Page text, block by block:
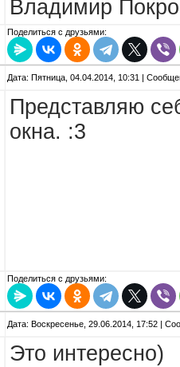
Владимир
Поделиться с друзьями:
Дата: Пятница, 04.04.2014, 10:31 |
Представляю
окна. :3
Поделиться с друзьями:
Дата: Воскресенье, 29.06.2014, 17:52 |
Это интересно)